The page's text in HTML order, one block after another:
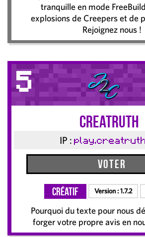
tranquille en mode
explosions de Creepers et de
Rejoignez nous !
5
CreaTruth
IP :
Voter
Créatif Version :1.7.2
Pourquoi du texte pour nous
forger votre propre avis en